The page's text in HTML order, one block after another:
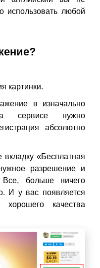
использовать любой
картинки.
в изначально
сервисе нужно
абсолютно
вкладку «Бесплатная
разрешение и
Все, больше ничего
И у вас появляется
хорошего качества